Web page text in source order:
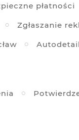
płatności
Zgłaszanie